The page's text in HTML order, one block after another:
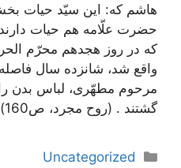
هاشم كه: اين سيّد حيات
حضرت علّامه هم حيات
واقع شد، شانزده سال
مرحوم مطهّرى، لباس بدن
گشتند . (روح مجرد، ص160)
دسته‌ها
Uncategorized